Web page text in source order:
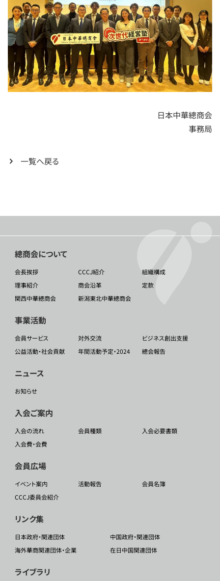
日本中華總商会
事務局
一覧へ戻る
總商会について
会長挨拶 CCCJ紹介
組織構成
理事紹介
商会沿革
定款
関西中華總商会
新潟東北中華總商会
事業活動
会員サービス 対外交流
ビジネス創出支援
公益活動・社会貢献
年間活動予定・2024 總会報告
ニュース
お知らせ
入会ご案内
入会の流れ 会員種類
入会必要書類
入会費・会費
会員広場
イベント案内 活動報告
会員名簿
CCCJ委員会紹介
リンク集
日本政府・関連団体
中国政府・関連団体
海外華商関連団体・企業
在日中国関連団体
ライブラリ